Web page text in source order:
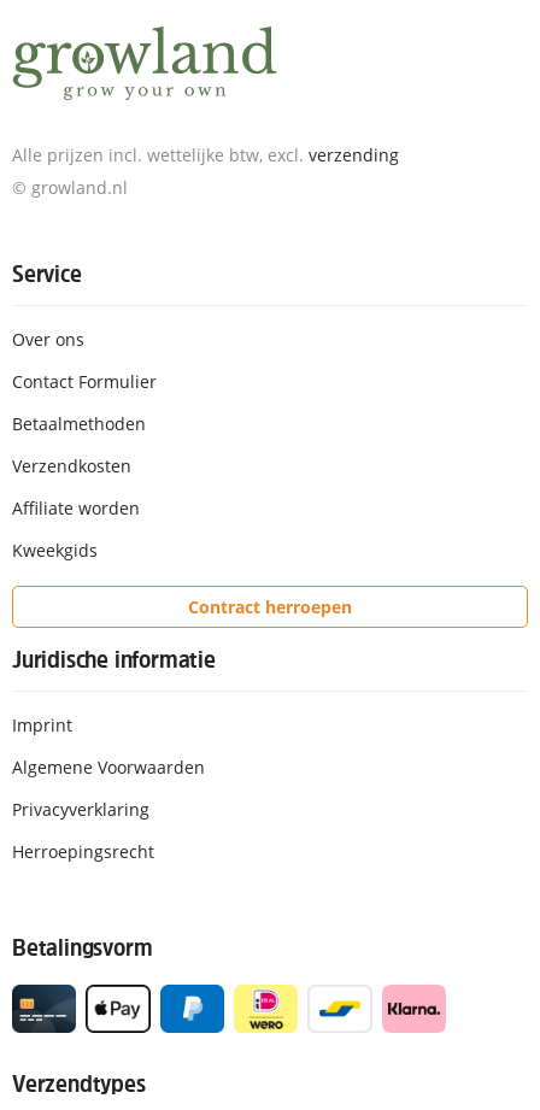
Alle prijzen incl. wettelijke btw, excl. verzending
© growland.nl
Service
Over ons
Contact Formulier
Betaalmethoden
Verzendkosten
Affiliate worden
Kweekgids
Contract herroepen
Juridische informatie
Imprint
Algemene Voorwaarden
Privacyverklaring
Herroepingsrecht
Betalingsvorm
Verzendtypes